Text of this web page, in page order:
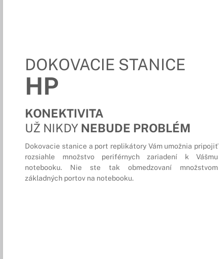
DOKOVACIE STANICE
HP
KONEKTIVITA
UŽ NIKDY NEBUDE PROBLÉM
Dokovacie stanice a port replikátory Vám umožnia pripojiť
rozsiahle množstvo periférnych zariadení k Vášmu
notebooku. Nie ste tak obmedzovaní množstvom
základných portov na notebooku.